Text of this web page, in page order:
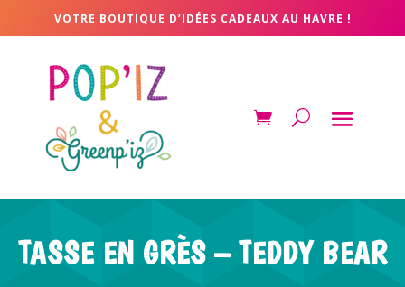
VOTRE BOUTIQUE D’IDÉES CADEAUX AU HAVRE !
TASSE EN GRÈS – TEDDY BEAR